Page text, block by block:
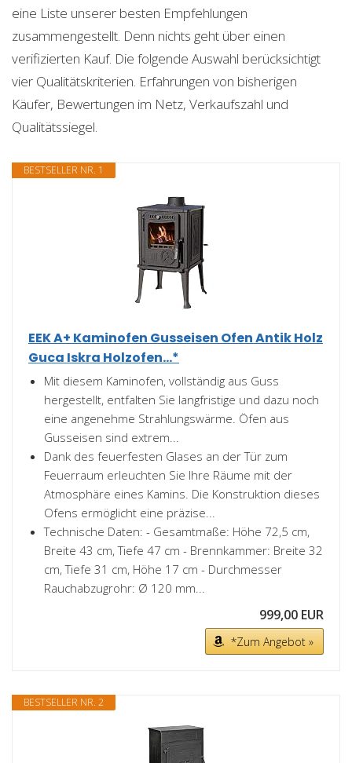
eine Liste unserer besten Empfehlungen
zusammengestellt. Denn nichts geht über einen
verifizierten Kauf. Die folgende Auswahl berücksichtigt
vier Qualitätskriterien. Erfahrungen von bisherigen
Käufer, Bewertungen im Netz, Verkaufszahl und
Qualitätssiegel.
BESTSELLER NR. 1
EEK A+ Kaminofen Gusseisen Ofen Antik Holz
Guca Iskra Holzofen...*
Mit diesem Kaminofen, vollständig aus Guss
hergestellt, entfalten Sie langfristige und dazu noch
eine angenehme Strahlungswärme. Öfen aus
Gusseisen sind extrem...
Dank des feuerfesten Glases an der Tür zum
Feuerraum erleuchten Sie Ihre Räume mit der
Atmosphäre eines Kamins. Die Konstruktion dieses
Ofens ermöglicht eine präzise...
Technische Daten: - Gesamtmaße: Höhe 72,5 cm,
Breite 43 cm, Tiefe 47 cm - Brennkammer: Breite 32
cm, Tiefe 31 cm, Höhe 17 cm - Durchmesser
Rauchabzugrohr: Ø 120 mm...
999,00 EUR
*Zum Angebot »
BESTSELLER NR. 2